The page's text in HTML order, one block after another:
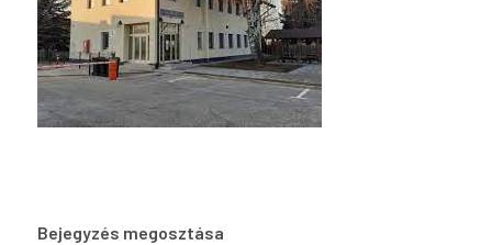
Bejegyzés megosztása